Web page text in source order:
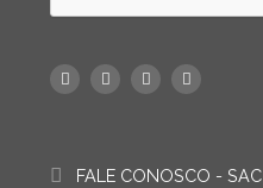
FALE CONOSCO - SAC